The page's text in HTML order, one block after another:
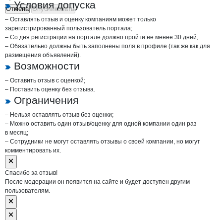
Отмена Опубликовать
Условия допуска
– Оставлять отзыв и оценку компаниям может только
зарегистрированный пользователь портала;
– Со дня регистрации на портале должно пройти не менее 30 дней;
– Обязательно должны быть заполнены поля в профиле (так же как для
размещения объявлений).
Возможности
– Оставить отзыв с оценкой;
– Поставить оценку без отзыва.
Ограничения
– Нельзя оставлять отзыв без оценки;
– Можно оставить один отзыв/оценку для одной компании один раз
в месяц;
– Сотрудники не могут оставлять отзывы о своей компании, но могут
комментировать их.
Спасибо за отзыв!
После модерации он появится на сайте и будет доступен другим
пользователям.